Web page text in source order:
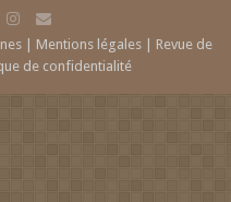
| Mentions légales | Revue de
de confidentialité